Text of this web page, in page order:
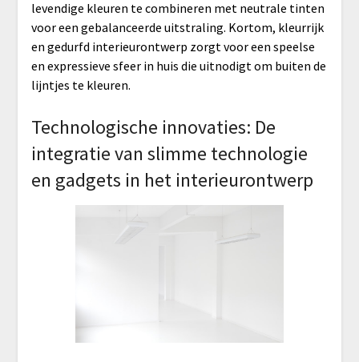
levendige kleuren te combineren met neutrale tinten
voor een gebalanceerde uitstraling. Kortom, kleurrijk
en gedurfd interieurontwerp zorgt voor een speelse
en expressieve sfeer in huis die uitnodigt om buiten de
lijntjes te kleuren.
Technologische innovaties: De
integratie van slimme technologie
en gadgets in het interieurontwerp